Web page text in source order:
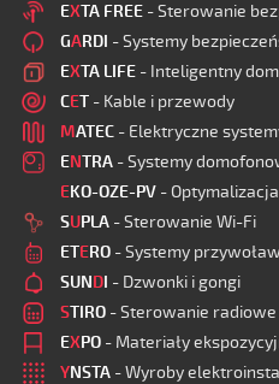
EXTA FREE - Sterowanie
GARDI - Systemy
EXTA LIFE - Inteligentny dom
CET - Kable i przewody
MATEC - Elektryczne
ENTRA - Systemy
EKO-OZE-PV -
SUPLA - Sterowanie Wi-Fi
ETERO - Systemy
SUNDI - Dzwonki i gongi
STIRO - Sterowanie radiowe
EXPO - Materiały
YNSTA - Wyroby